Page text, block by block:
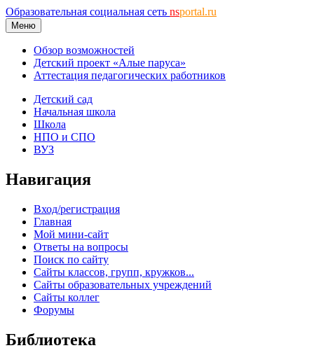
Образовательная социальная сеть nsportal.ru
Меню
Обзор возможностей
Детский проект «Алые паруса»
Аттестация педагогических работников
Детский сад
Начальная школа
Школа
НПО и СПО
ВУЗ
Навигация
Вход/регистрация
Главная
Мой мини-сайт
Ответы на вопросы
Поиск по сайту
Сайты классов, групп, кружков...
Сайты образовательных учреждений
Сайты коллег
Форумы
Библиотека